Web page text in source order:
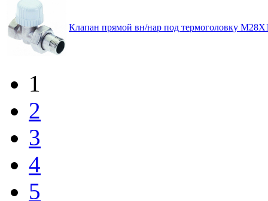
Клапан прямой вн/нар под термоголовку
1
2
3
4
5